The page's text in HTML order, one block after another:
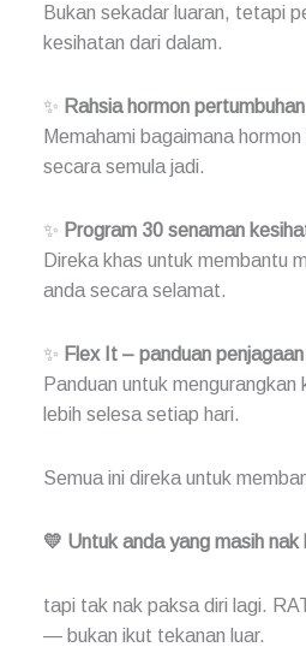
Bukan sekadar luaran, tetapi
kesihatan dari dalam.
✨ Rahsia hormon
Memahami bagaimana
secara semula jadi.
✨ Program 30 senaman
Direka khas untuk membantu
anda secara selamat.
✨ Flex It – panduan
Panduan untuk
lebih selesa setiap hari.
Semua ini direka untuk
💛 Untuk anda yang masih
tapi tak nak paksa diri lagi.
— bukan ikut tekanan luar.